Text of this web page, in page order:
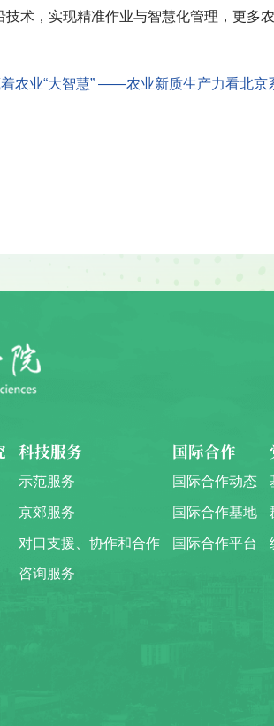
术，实现精准作业与智慧化管理，更多农
着农业“大智慧” ——农业新质生产力看北京
科技服务
示范服务
京郊服务
对口支援、协作和合作
咨询服务
国际合作
国际合作动态
国际合作基地
国际合作平台